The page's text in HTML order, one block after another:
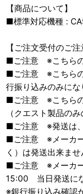
【商品について】
■標準対応機種 :
【ご注文受付のご注
■ご注意 ※こちらの
■ご注意 ※こちらの
行振り込みのみにな
■ご注意 ※こちらの
（クエスト製品の
■ご注意 ※発送は、
■ご注意 ※メーカー
く）は発送出来ませ
■ご注意 ※メーカ
15:00 当日発送にな
※銀行振り込み確認